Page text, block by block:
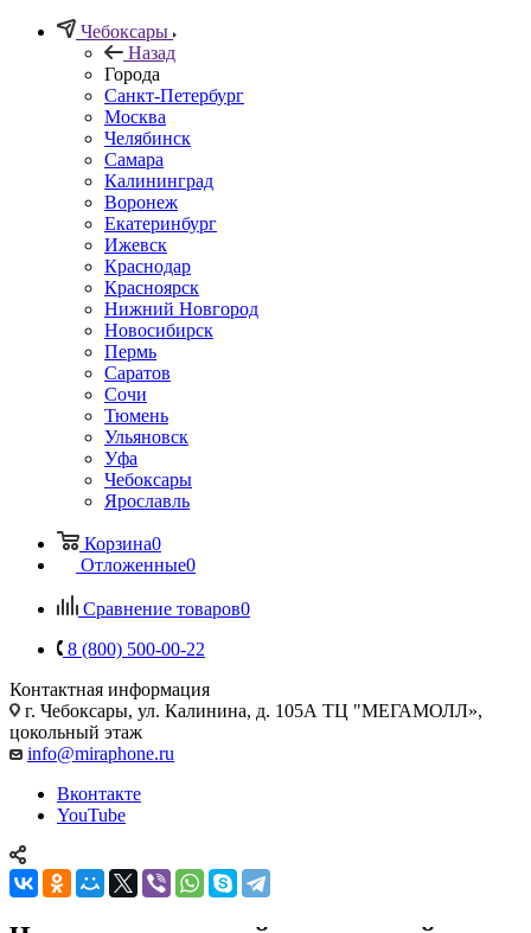
Чебоксары
Назад
Города
Санкт-Петербург
Москва
Челябинск
Самара
Калининград
Воронеж
Екатеринбург
Ижевск
Краснодар
Красноярск
Нижний Новгород
Новосибирск
Пермь
Саратов
Сочи
Тюмень
Ульяновск
Уфа
Чебоксары
Ярославль
Корзина0
Отложенные0
Сравнение товаров0
8 (800) 500-00-22
Контактная информация
г. Чебоксары, ул. Калинина, д. 105А ТЦ "МЕГАМОЛЛ»,
цокольный этаж
info@miraphone.ru
Вконтакте
YouTube